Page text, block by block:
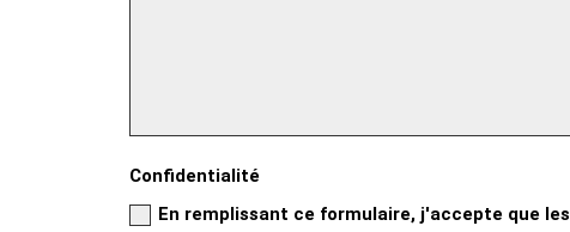
Confidentialité
En remplissant ce formulaire, j'accepte que